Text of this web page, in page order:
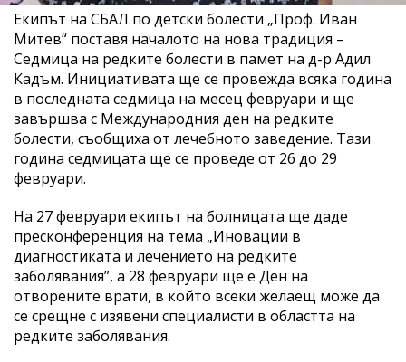
Екипът на СБАЛ по детски болести „Проф. Иван
Митев“ поставя началото на нова традиция –
Седмица на редките болести в памет на д-р Адил
Кадъм. Инициативата ще се провежда всяка година
в последната седмица на месец февруари и ще
завършва с Международния ден на редките
болести, съобщиха от лечебното заведение. Тази
година седмицата ще се проведе от 26 до 29
февруари.
На 27 февруари екипът на болницата ще даде
пресконференция на тема „Иновации в
диагностиката и лечението на редките
заболявания”, а 28 февруари ще е Ден на
отворените врати, в който всеки желаещ може да
се срещне с изявени специалисти в областта на
редките заболявания.